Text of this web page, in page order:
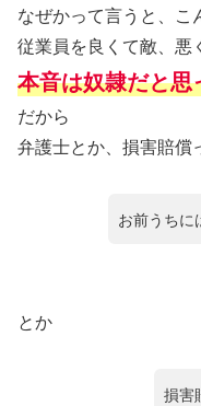
なぜかって言うと、こ
従業員を良くて敵、
本音は奴隷だと
だから
弁護士とか、損害賠償
お前うちに
とか
損害